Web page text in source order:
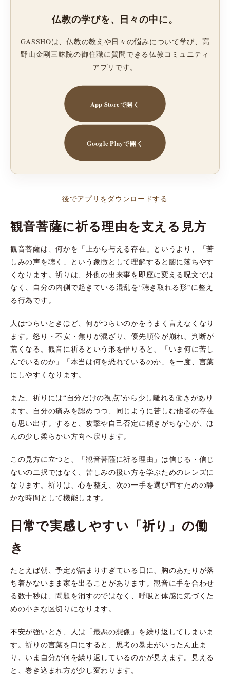
仏教の学びを、日々の中に。
GASSHOは、仏教の教えや日々の悩みについて学び、高
野山金剛三昧院の御住職に質問できる仏教コミュニティ
アプリです。
App Storeで開く
Google Playで開く
後でアプリをダウンロードする
観音菩薩に祈る理由を支える見方
観音菩薩は、何かを「上から与える存在」というより、「苦
しみの声を聴く」という象徴として理解すると腑に落ちやす
くなります。祈りは、外側の出来事を即座に変える呪文では
なく、自分の内側で起きている混乱を“聴き取れる形”に整え
る行為です。
人はつらいときほど、何がつらいのかをうまく言えなくなり
ます。怒り・不安・焦りが混ざり、優先順位が崩れ、判断が
荒くなる。観音に祈るという形を借りると、「いま何に苦し
んでいるのか」「本当は何を恐れているのか」を一度、言葉
にしやすくなります。
また、祈りには“自分だけの視点”から少し離れる働きがあり
ます。自分の痛みを認めつつ、同じように苦しむ他者の存在
も思い出す。すると、攻撃や自己否定に傾きがちな心が、ほ
んの少し柔らかい方向へ戻ります。
この見方に立つと、「観音菩薩に祈る理由」は信じる・信じ
ないの二択ではなく、苦しみの扱い方を学ぶためのレンズに
なります。祈りは、心を整え、次の一手を選び直すための静
かな時間として機能します。
日常で実感しやすい「祈り」の働
き
たとえば朝、予定が詰まりすぎている日に、胸のあたりが落
ち着かないまま家を出ることがあります。観音に手を合わせ
る数十秒は、問題を消すのではなく、呼吸と体感に気づくた
めの小さな区切りになります。
不安が強いとき、人は「最悪の想像」を繰り返してしまいま
す。祈りの言葉を口にすると、思考の暴走がいったん止ま
り、いま自分が何を繰り返しているのかが見えます。見える
と、巻き込まれ方が少し変わります。